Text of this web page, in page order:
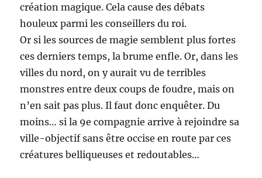
création magique. Cela cause des débats
houleux parmi les conseillers du roi.
Or si les sources de magie semblent plus fortes
ces derniers temps, la brume enfle. Or, dans les
villes du nord, on y aurait vu de terribles
monstres entre deux coups de foudre, mais on
n’en sait pas plus. Il faut donc enquêter. Du
moins… si la 9e compagnie arrive à rejoindre sa
ville-objectif sans être occise en route par ces
créatures belliqueuses et redoutables…